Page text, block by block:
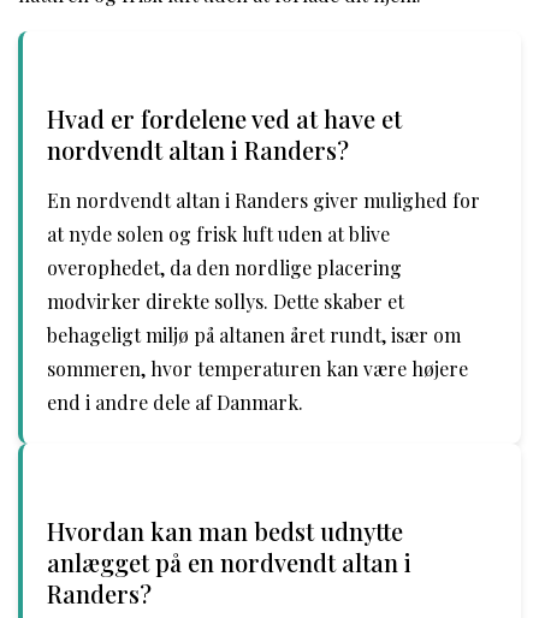
Hvad er fordelene ved at have et
nordvendt altan i Randers?
En nordvendt altan i Randers giver mulighed for
at nyde solen og frisk luft uden at blive
overophedet, da den nordlige placering
modvirker direkte sollys. Dette skaber et
behageligt miljø på altanen året rundt, især om
sommeren, hvor temperaturen kan være højere
end i andre dele af Danmark.
Hvordan kan man bedst udnytte
anlægget på en nordvendt altan i
Randers?